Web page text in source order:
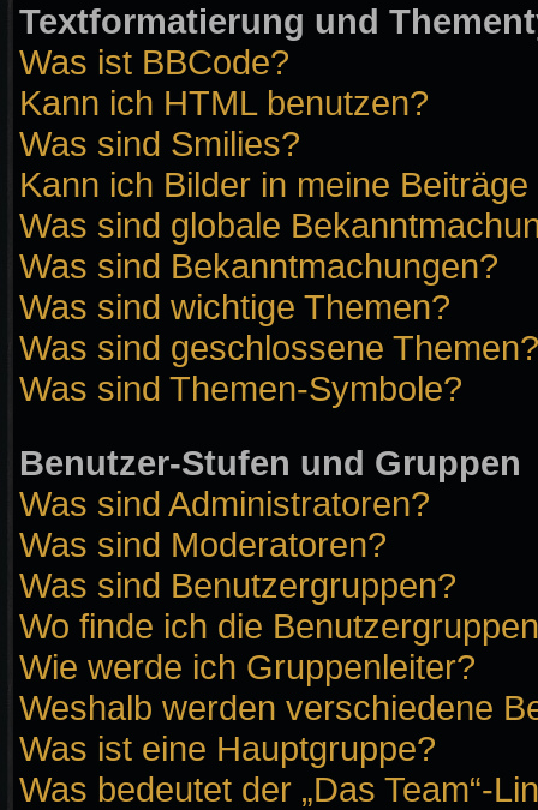
Textformatierung und
Was ist BBCode?
Kann ich HTML benutzen?
Was sind Smilies?
Kann ich Bilder in meine
Was sind globale
Was sind Bekanntmachungen?
Was sind wichtige Themen?
Was sind geschlossene Themen?
Was sind Themen-Symbole?
Benutzer-Stufen und Gruppen
Was sind Administratoren?
Was sind Moderatoren?
Was sind Benutzergruppen?
Wo finde ich die
Wie werde ich Gruppenleiter?
Weshalb werden verschiedene
Was ist eine Hauptgruppe?
Was bedeutet der „Das Team“-